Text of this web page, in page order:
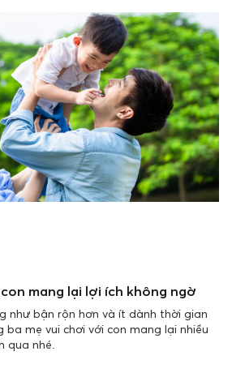
mang lại lợi ích không ngờ
như bận rộn hơn và ít dành thời gian
ba mẹ vui chơi với con mang lại nhiều
qua nhé.